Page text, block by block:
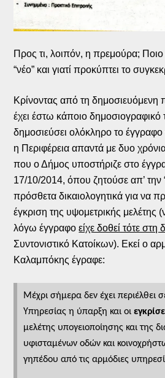
Προς τι, λοιπόν, η πρεμούρα; Ποιο
“νέο” και γιατί προκύπτει το
Κρίνοντας από τη δημοσιευόμενη
έχει έστω κάποιο δημοσιογραφικό
δημοσιεύσει ολόκληρο το έγγραφο
η Περιφέρεια απαντά με δυο
που ο Δήμος υποστήριζε στο
17/10/2014, όπου ζητούσε απ’ την
πρόσθετα δικαιολογητικά για να
έγκριση της υψομετρικής μελέτης
λόγω έγγραφοείχε δοθεί τότε στη
Συντονιστικό Κατοίκων). Εκεί ο
Καλαμπόκης έγραφε:
Μέχρι σήμερα δεν έχει περιέλθει
Υπηρεσίας η ύπαρξη και οι
μελέτης υπογειοποίησης και της
υφισταμένων οδών και
γηπέδου από τις αρμόδιες